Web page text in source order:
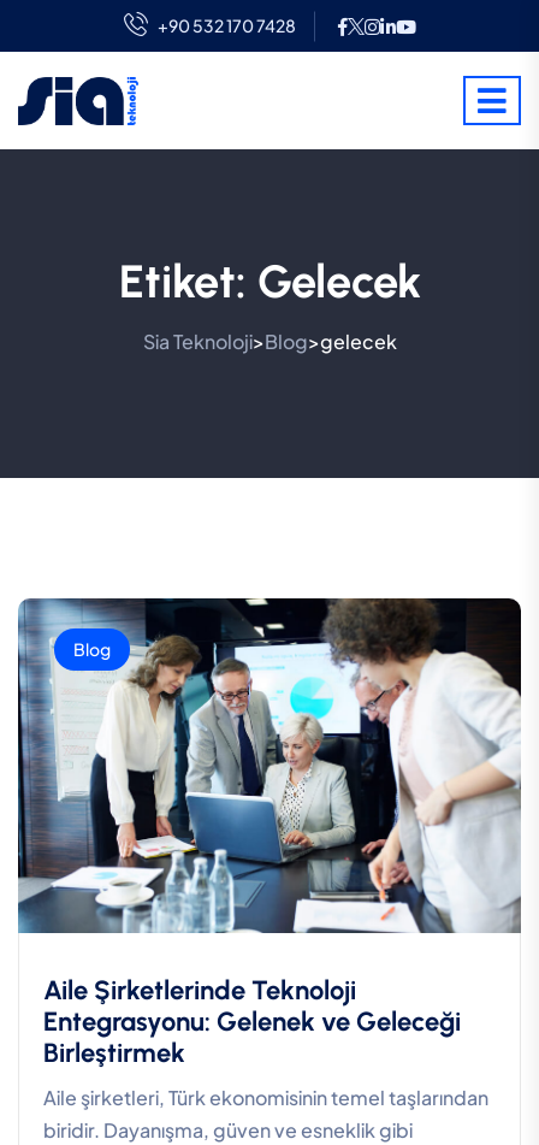
+90 532 170 7428
Etiket: Gelecek
Sia Teknoloji>Blog>gelecek
Blog
Aile Şirketlerinde Teknoloji
Entegrasyonu: Gelenek ve Geleceği
Birleştirmek
Aile şirketleri, Türk ekonomisinin temel taşlarından
biridir. Dayanışma, güven ve esneklik gibi